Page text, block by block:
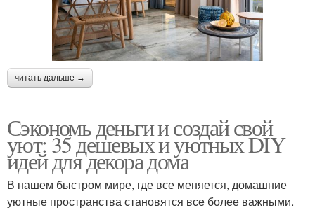
читать дальше →
Сэкономь деньги и создай свой
уют: 35 дешевых и уютных DIY
идей для декора дома
В нашем быстром мире, где все меняется, домашние
уютные пространства становятся все более важными.